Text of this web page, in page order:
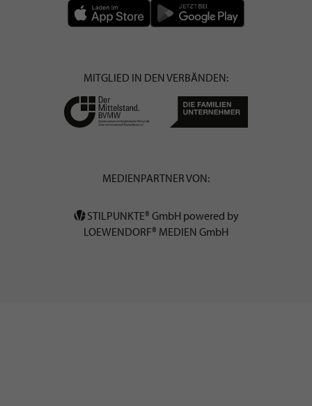
MITGLIED IN DEN VERBÄNDEN:
MEDIENPARTNER VON:
STILPUNKTE® GmbH powered by
LOEWENDORF® MEDIEN GmbH